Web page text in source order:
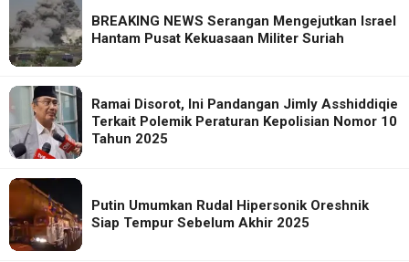
BREAKING NEWS Serangan Mengejutkan Israel
Hantam Pusat Kekuasaan Militer Suriah
Ramai Disorot, Ini Pandangan Jimly Asshiddiqie
Terkait Polemik Peraturan Kepolisian Nomor 10
Tahun 2025
Putin Umumkan Rudal Hipersonik Oreshnik
Siap Tempur Sebelum Akhir 2025